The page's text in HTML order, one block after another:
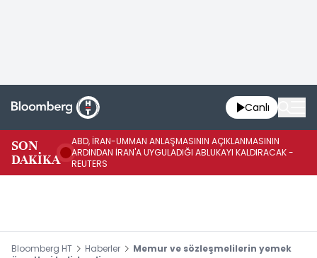
Canlı
SON
DAKİKA
ABD, İRAN-UMMAN ANLAŞMASININ AÇIKLANMASININ
ARDINDAN İRAN'A UYGULADIĞI ABLUKAYI KALDIRACAK -
REUTERS
Bloomberg HT Haberler
Memur ve sözleşmelilerin yemek